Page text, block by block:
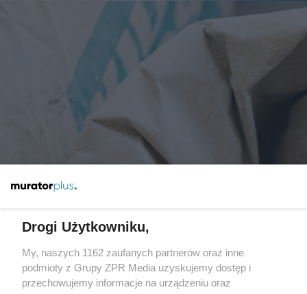
Dlaczego nie każdy cement działa
tak samo? Klasy i domieszki mają
Drogi Użytkowniku,
My, naszych 1162 zaufanych partnerów oraz inne
podmioty z Grupy ZPR Media uzyskujemy dostęp i
przechowujemy informacje na urządzeniu oraz